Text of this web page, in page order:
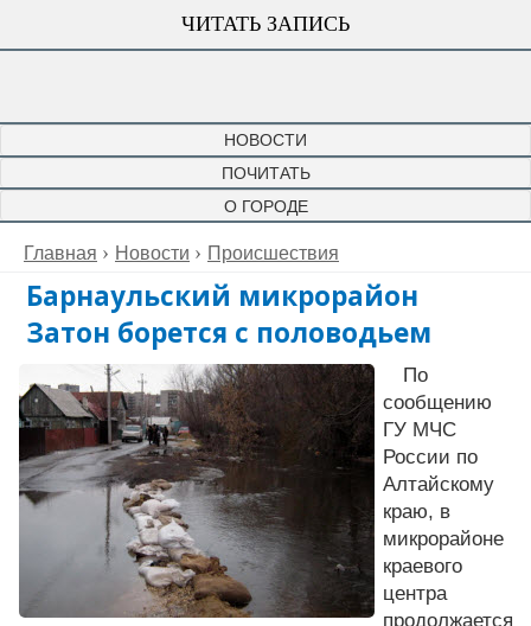
ЧИТАТЬ ЗАПИСЬ
НОВОСТИ
ПОЧИТАТЬ
О ГОРОДЕ
Главная Новости Происшествия
Барнаульский микрорайон
Затон борется с половодьем
По
сообщению
ГУ МЧС
России по
Алтайскому
краю, в
микрорайоне
краевого
центра
продолжается